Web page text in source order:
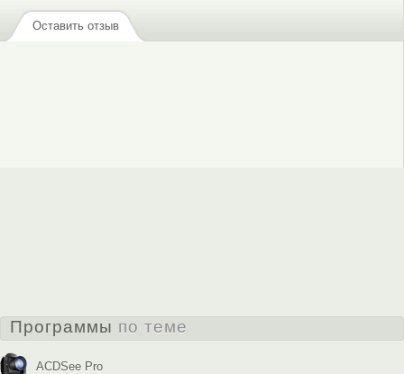
Оставить отзыв
Программы по теме
ACDSee Pro